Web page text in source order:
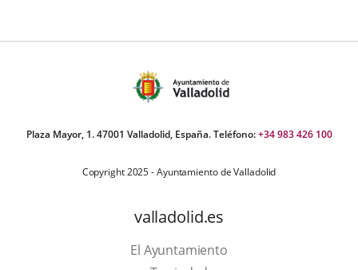
Plaza Mayor, 1. 47001 Valladolid, España. Teléfono:+34 983 426 100
Copyright 2025 - Ayuntamiento de Valladolid
valladolid.es
El Ayuntamiento